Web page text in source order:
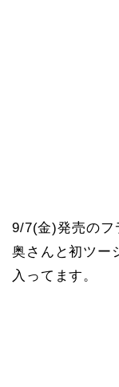
9/7(金)発売のフ
奥さんと初ツー
入ってます。